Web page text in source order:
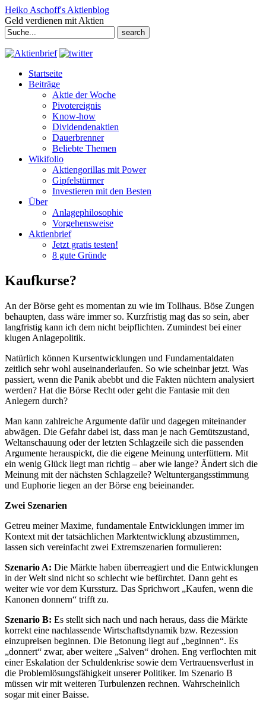
Heiko Aschoff's Aktienblog
Geld verdienen mit Aktien
Search
for:
Startseite
Beiträge
Aktie der Woche
Pivotereignis
Know-how
Dividendenaktien
Dauerbrenner
Beliebte Themen
Wikifolio
Aktiengorillas mit Power
Gipfelstürmer
Investieren mit den Besten
Über
Anlagephilosophie
Vorgehensweise
Aktienbrief
Jetzt gratis testen!
8 gute Gründe
Kaufkurse?
An der Börse geht es momentan zu wie im Tollhaus. Böse Zungen
behaupten, dass wäre immer so. Kurzfristig mag das so sein, aber
langfristig kann ich dem nicht beipflichten. Zumindest bei einer
klugen Anlagepolitik.
Natürlich können Kursentwicklungen und Fundamentaldaten
zeitlich sehr wohl auseinanderlaufen. So wie scheinbar jetzt. Was
passiert, wenn die Panik abebbt und die Fakten nüchtern analysiert
werden? Hat die Börse Recht oder geht die Fantasie mit den
Anlegern durch?
Man kann zahlreiche Argumente dafür und dagegen miteinander
abwägen. Die Gefahr dabei ist, dass man je nach Gemütszustand,
Weltanschauung oder der letzten Schlagzeile sich die passenden
Argumente herauspickt, die die eigene Meinung unterfüttern. Mit
ein wenig Glück liegt man richtig – aber wie lange? Ändert sich die
Meinung mit der nächsten Schlagzeile? Weltuntergangsstimmung
und Euphorie liegen an der Börse eng beieinander.
Zwei Szenarien
Getreu meiner Maxime, fundamentale Entwicklungen immer im
Kontext mit der tatsächlichen Marktentwicklung abzustimmen,
lassen sich vereinfacht zwei Extremszenarien formulieren:
Szenario A: Die Märkte haben überreagiert und die Entwicklungen
in der Welt sind nicht so schlecht wie befürchtet. Dann geht es
weiter wie vor dem Kurssturz. Das Sprichwort „Kaufen, wenn die
Kanonen donnern“ trifft zu.
Szenario B: Es stellt sich nach und nach heraus, dass die Märkte
korrekt eine nachlassende Wirtschaftsdynamik bzw. Rezession
einzupreisen beginnen. Die Betonung liegt auf „beginnen“. Es
„donnert“ zwar, aber weitere „Salven“ drohen. Eng verflochten mit
einer Eskalation der Schuldenkrise sowie dem Vertrauensverlust in
die Problemlösungsfähigkeit unserer Politiker. Im Szenario B
müssen wir mit weiteren Turbulenzen rechnen. Wahrscheinlich
sogar mit einer Baisse.